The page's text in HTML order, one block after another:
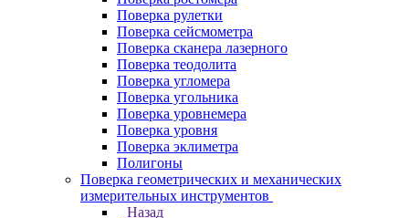
Поверка рулетки
Поверка сейсмометра
Поверка сканера лазерного
Поверка теодолита
Поверка угломера
Поверка угольника
Поверка уровнемера
Поверка уровня
Поверка эклиметра
Полигоны
Поверка геометрических и механических
измерительных инструментов
Назад